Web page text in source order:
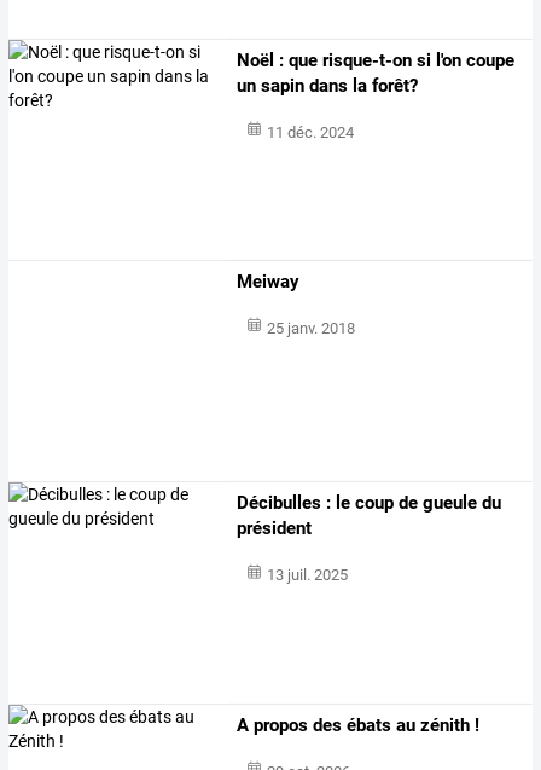
Noël : que risque-t-on si l'on coupe
un sapin dans la forêt?
11 déc. 2024
Meiway
25 janv. 2018
Décibulles : le coup de gueule du
président
13 juil. 2025
A propos des ébats au zénith !